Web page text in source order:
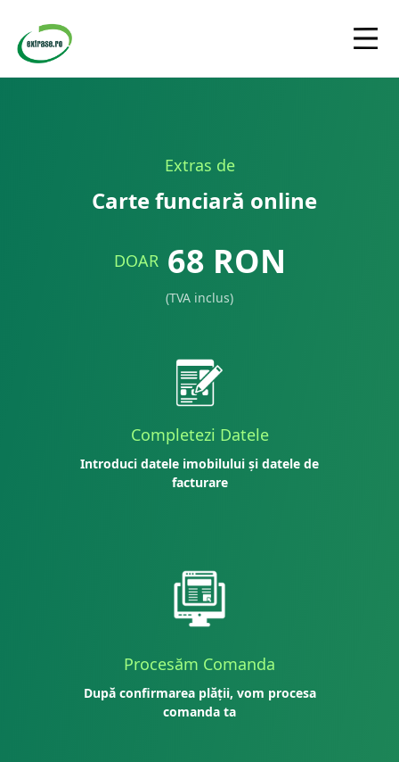
Extras de
Carte funciară online
DOAR 68 RON
(TVA inclus)
Completezi Datele
Introduci datele imobilului și datele de
facturare
Procesăm Comanda
După confirmarea plății, vom procesa
comanda ta